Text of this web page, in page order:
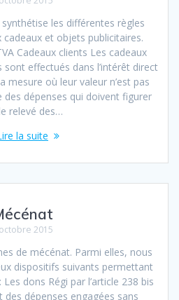
les différentes règles
cadeaux et objets publicitaires.
Cadeaux clients Les cadeaux
sont effectués dans l’intérêt direct
mesure où leur valeur n’est pas
des dépenses qui doivent figurer
relevé des…
la suite
2015
de mécénat. Parmi elles, nous
dispositifs suivants permettant
dons Régi par l’article 238 bis
des dépenses engagées sans